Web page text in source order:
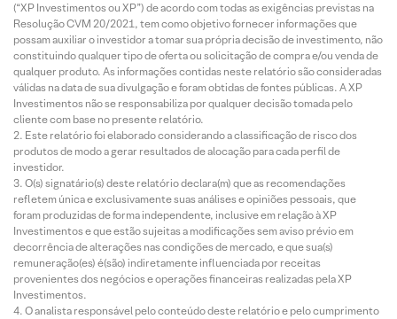
(“XP Investimentos ou XP”) de acordo com todas as exigências previstas na
Resolução CVM 20/2021, tem como objetivo fornecer informações que
possam auxiliar o investidor a tomar sua própria decisão de investimento, não
constituindo qualquer tipo de oferta ou solicitação de compra e/ou venda de
qualquer produto. As informações contidas neste relatório são consideradas
válidas na data de sua divulgação e foram obtidas de fontes públicas. A XP
Investimentos não se responsabiliza por qualquer decisão tomada pelo
cliente com base no presente relatório.
Este relatório foi elaborado considerando a classificação de risco dos
produtos de modo a gerar resultados de alocação para cada perfil de
investidor.
O(s) signatário(s) deste relatório declara(m) que as recomendações
refletem única e exclusivamente suas análises e opiniões pessoais, que
foram produzidas de forma independente, inclusive em relação à XP
Investimentos e que estão sujeitas a modificações sem aviso prévio em
decorrência de alterações nas condições de mercado, e que sua(s)
remuneração(es) é(são) indiretamente influenciada por receitas
provenientes dos negócios e operações financeiras realizadas pela XP
Investimentos.
O analista responsável pelo conteúdo deste relatório e pelo cumprimento